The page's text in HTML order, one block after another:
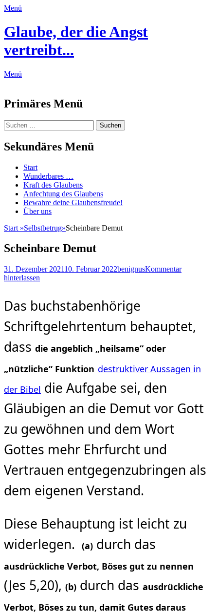
Menü
Glaube, der die Angst
vertreibt...
Menü
Primäres Menü
Zum
Inhalt
springen
Suchen
Suchen
nach:
Sekundäres Menü
Zum
Inhalt
springen
Start
Wunderbares …
Kraft des Glaubens
Anfechtung des Glaubens
Bewahre deine Glaubensfreude!
Über uns
Start »Selbstbetrug»Scheinbare Demut
Scheinbare Demut
Posted
on
31. Dezember 202110. Februar 2022Autor
benignusKommentar
hinterlassen
Das buchstabenhörige
Schriftgelehrtentum behauptet,
dass die angeblich „heilsame“ oder
„nützliche“ Funktion destruktiver Aussagen in
der Bibel die Aufgabe sei, den
Gläubigen an die Demut vor Gott
zu gewöhnen und dem Wort
Gottes mehr Ehrfurcht und
Vertrauen entgegenzubringen als
dem eigenen Verstand.
Diese Behauptung ist leicht zu
widerlegen.
(a) durch das
ausdrückliche Verbot, Böses gut zu nennen
(Jes 5,20), (b) durch das ausdrückliche
Verbot, Böses zu tun, damit Gutes daraus